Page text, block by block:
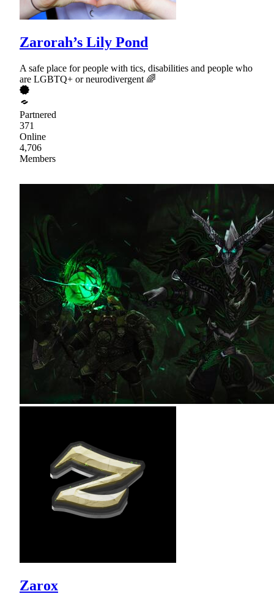
Zarorah’s Lily Pond
A safe place for people with tics, disabilities and people who
are LGBTQ+ or neurodivergent 🌈
Partnered
371
Online
4,706
Members
Zarox